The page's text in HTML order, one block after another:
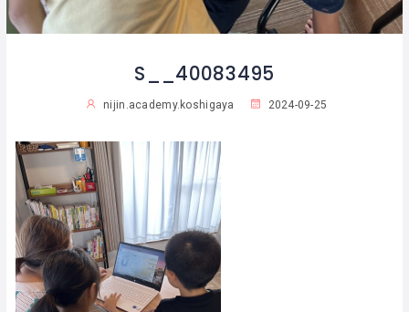
S__40083495
nijin.academy.koshigaya 2024-09-25